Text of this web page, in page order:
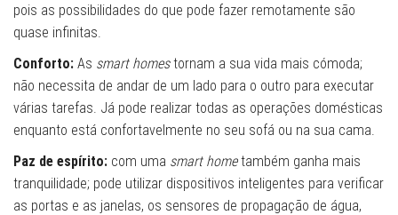
pois as possibilidades do que pode fazer remotamente são
quase infinitas.
Conforto: As smart homestornam a sua vida mais cómoda;
não necessita de andar de um lado para o outro para executar
várias tarefas. Já pode realizar todas as operações domésticas
enquanto está confortavelmente no seu sofá ou na sua cama.
Paz de espírito: com uma smart hometambém ganha mais
tranquilidade; pode utilizar dispositivos inteligentes para verificar
as portas e as janelas, os sensores de propagação de água,